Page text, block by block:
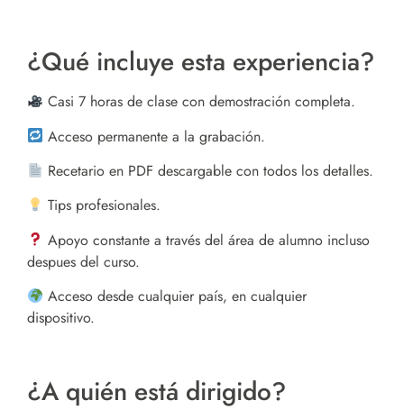
¿Qué incluye esta experiencia?
Casi 7 horas de clase con demostración completa.
Acceso permanente a la grabación.
Recetario en PDF descargable con todos los detalles.
Tips profesionales.
Apoyo constante a través del área de alumno incluso
despues del curso.
Acceso desde cualquier país, en cualquier
dispositivo.
¿A quién está dirigido?